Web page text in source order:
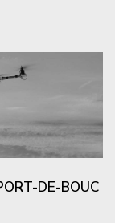
DE-BOUC